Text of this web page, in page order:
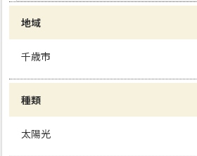
地域
千歳市
種類
太陽光